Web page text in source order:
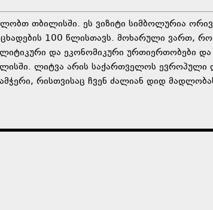
თბილისში. ეს ვიზიტი სიმბოლურია
100 წლისთავს. მოხარული ვართ,
და ეკონომიკური ურთიერთობები და
ლიტვა არის საქართველოს ევროპული
რისთვისაც ჩვენ ძალიან დიდ